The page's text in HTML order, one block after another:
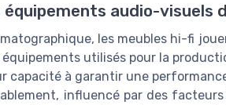
audio-visuels
les meubles hi-fi
utilisés pour la
capacité à garantir une
influencé par des